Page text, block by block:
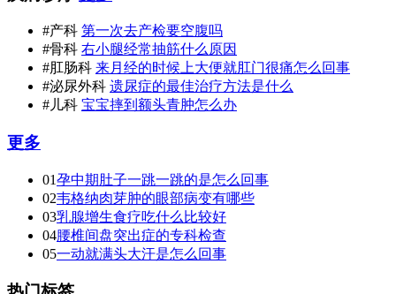
#产科 第一次去产检要空腹吗
#骨科 右小腿经常抽筋什么原因
#肛肠科 来月经的时候上大便就肛门很痛怎么回事
#泌尿外科 遗尿症的最佳治疗方法是什么
#儿科 宝宝摔到额头青肿怎么办
更多
01孕中期肚子一跳一跳的是怎么回事
02韦格纳肉芽肿的眼部病变有哪些
03乳腺增生食疗吃什么比较好
04腰椎间盘突出症的专科检查
05一动就满头大汗是怎么回事